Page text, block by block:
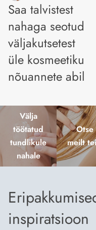
Saa talvistest
nahaga seotud
väljakutsetest
üle kosmeetiku
nõuannete abil
Välja
töötatud
tundlikule
nahale
Otse
meilt
inspiratsioon